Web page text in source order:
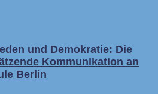
und Demokratie: Die
Kommunikation an
Berlin